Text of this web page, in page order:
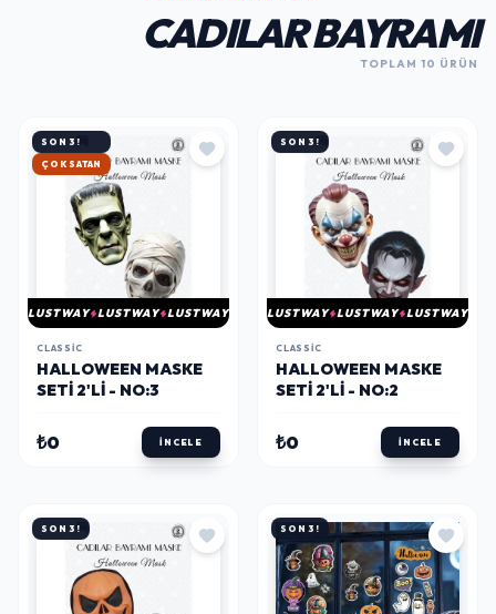
CADILAR BAYRAMI
TOPLAM 10 ÜRÜN
SON 3!
ÇOK SATAN
LUSTWAY LUSTWAY LUSTWAY
CLASSIC
HALLOWEEN MASKE
SETI 2'LI - NO:3
₺0 İNCELE
SON 3!
LUSTWAY LUSTWAY LUSTWAY
CLASSIC
HALLOWEEN MASKE
SETI 2'LI - NO:2
₺0 İNCELE
SON 3! SON 3!